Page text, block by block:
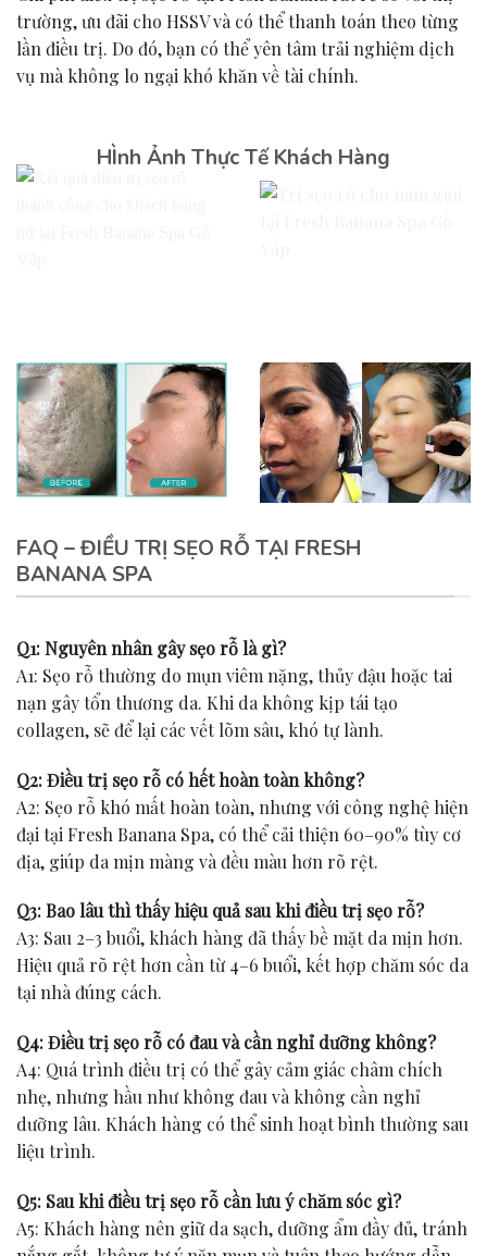
trường, ưu đãi cho HSSV và có thể thanh toán theo từng
lần điều trị. Do đó, bạn có thể yên tâm trải nghiệm dịch
vụ mà không lo ngại khó khăn về tài chính.
HÌnh Ảnh Thực Tế Khách Hàng
FAQ – ĐIỀU TRỊ SẸO RỖ TẠI FRESH
BANANA SPA
Q1: Nguyên nhân gây sẹo rỗ là gì?
A1: Sẹo rỗ thường do mụn viêm nặng, thủy đậu hoặc tai
nạn gây tổn thương da. Khi da không kịp tái tạo
collagen, sẽ để lại các vết lõm sâu, khó tự lành.
Q2: Điều trị sẹo rỗ có hết hoàn toàn không?
A2: Sẹo rỗ khó mất hoàn toàn, nhưng với công nghệ hiện
đại tại Fresh Banana Spa, có thể cải thiện 60–90% tùy cơ
địa, giúp da mịn màng và đều màu hơn rõ rệt.
Q3: Bao lâu thì thấy hiệu quả sau khi điều trị sẹo rỗ?
A3: Sau 2–3 buổi, khách hàng đã thấy bề mặt da mịn hơn.
Hiệu quả rõ rệt hơn cần từ 4–6 buổi, kết hợp chăm sóc da
tại nhà đúng cách.
Q4: Điều trị sẹo rỗ có đau và cần nghỉ dưỡng không?
A4: Quá trình điều trị có thể gây cảm giác châm chích
nhẹ, nhưng hầu như không đau và không cần nghỉ
dưỡng lâu. Khách hàng có thể sinh hoạt bình thường sau
liệu trình.
Q5: Sau khi điều trị sẹo rỗ cần lưu ý chăm sóc gì?
A5: Khách hàng nên giữ da sạch, dưỡng ẩm đầy đủ, tránh